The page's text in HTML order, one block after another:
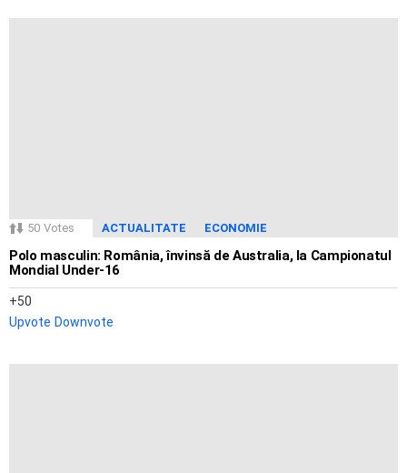
50 Votes ACTUALITATE ECONOMIE
Polo masculin: România, învinsă de Australia, la Campionatul
Mondial Under-16
50
Upvote Downvote